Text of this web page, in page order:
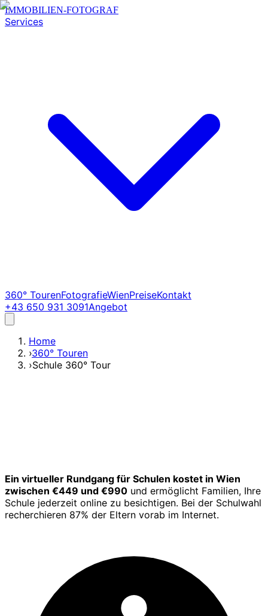
IMMOBILIEN-FOTOGRAF
Services
360° TourenFotografieWienPreiseKontakt
+43 650 931 3091Angebot
Home
›360° Touren
›Schule 360° Tour
Ein virtueller Rundgang für Schulen kostet in Wien
zwischen €449 und €990 und ermöglicht Familien, Ihre
Schule jederzeit online zu besichtigen. Bei der Schulwahl
recherchieren 87% der Eltern vorab im Internet.